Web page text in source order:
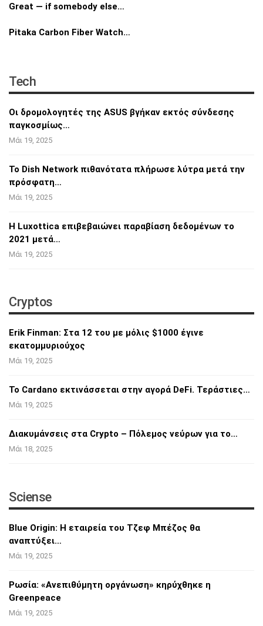
Great — if somebody else…
Pitaka Carbon Fiber Watch…
Tech
Οι δρομολογητές της ASUS βγήκαν εκτός σύνδεσης
παγκοσμίως…
Μάι 19, 2025
Το Dish Network πιθανότατα πλήρωσε λύτρα μετά την
πρόσφατη…
Μάι 19, 2025
Η Luxottica επιβεβαιώνει παραβίαση δεδομένων το
2021 μετά…
Μάι 19, 2025
Cryptos
Erik Finman: Στα 12 του με μόλις $1000 έγινε
εκατομμυριούχος
Μάι 19, 2025
Το Cardano εκτινάσσεται στην αγορά DeFi. Τεράστιες…
Μάι 19, 2025
Διακυμάνσεις στα Crypto – Πόλεμος νεύρων για το…
Μάι 18, 2025
Sciense
Blue Origin: Η εταιρεία του Τζεφ Μπέζος θα
αναπτύξει…
Μάι 19, 2025
Ρωσία: «Ανεπιθύμητη οργάνωση» κηρύχθηκε η
Greenpeace
Μάι 19, 2025